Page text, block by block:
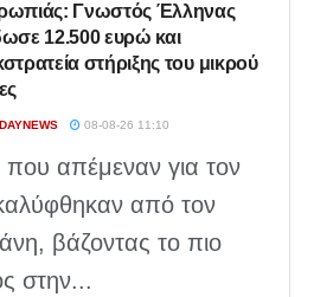
Γνωστός Έλληνας
12.500 ευρώ και
στήριξης του μικρού
08-08-26 11:10
απέμεναν για τον
από τον
βάζοντας το πιο
στην...